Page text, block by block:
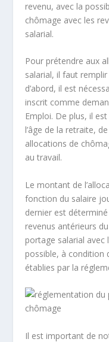
revenu, avec la
chômage avec les
salarial.
Pour prétendre aux
salarial, il faut
d’abord, il est
inscrit comme
Emploi. De plus, il
l’âge de la retraite,
allocations de
au travail.
Le montant de
fonction du salaire
dernier est
revenus antérieurs
portage salarial
possible, à condition
établies par la
Il est important de